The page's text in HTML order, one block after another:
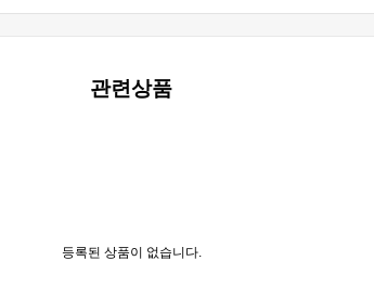
관련상품
등록된 상품이 없습니다.